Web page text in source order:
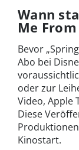
Wann
Me
Bevor
Abo bei
oder zur
Video, Apple
Diese
Kinostart.